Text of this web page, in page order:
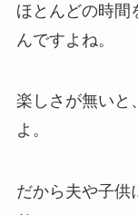
ほとんどの時間
んですよね。
楽しさが無いと
よ。
だから夫や子供